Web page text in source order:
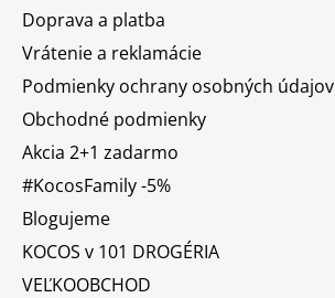
Doprava a platba
Vrátenie a reklamácie
Podmienky ochrany osobných údajov
Obchodné podmienky
Akcia 2+1 zadarmo
#KocosFamily -5%
Blogujeme
KOCOS v 101 DROGÉRIA
VEĽKOOBCHOD